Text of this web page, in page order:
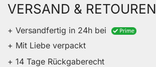
VERSAND & RETOUREN
+ Versandfertig in 24h bei
+ Mit Liebe verpackt
+ 14 Tage Rückgaberecht